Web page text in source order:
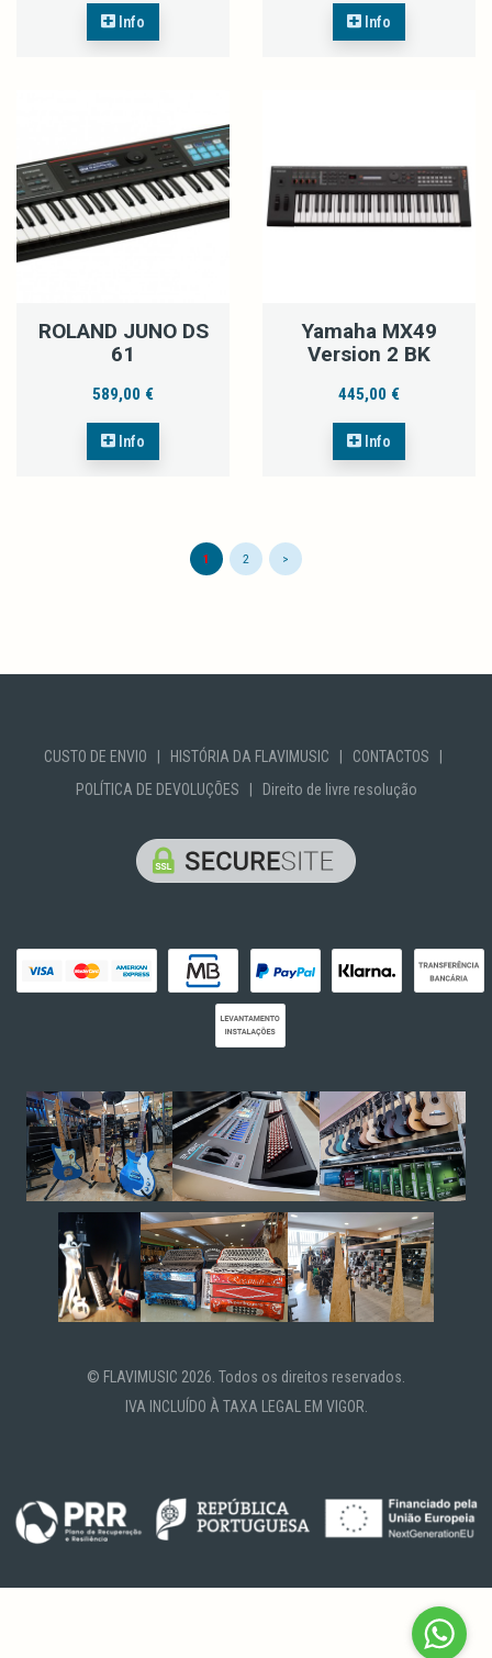
Info Info
ROLAND JUNO DS
61
589,00 €
Info
Yamaha MX49
Version 2 BK
445,00 €
Info
1 2 >
CUSTO DE ENVIO | HISTÓRIA DA FLAVIMUSIC | CONTACTOS |
POLÍTICA DE DEVOLUÇÕES | Direito de livre resolução
© FLAVIMUSIC 2026. Todos os direitos reservados.
IVA INCLUÍDO À TAXA LEGAL EM VIGOR.